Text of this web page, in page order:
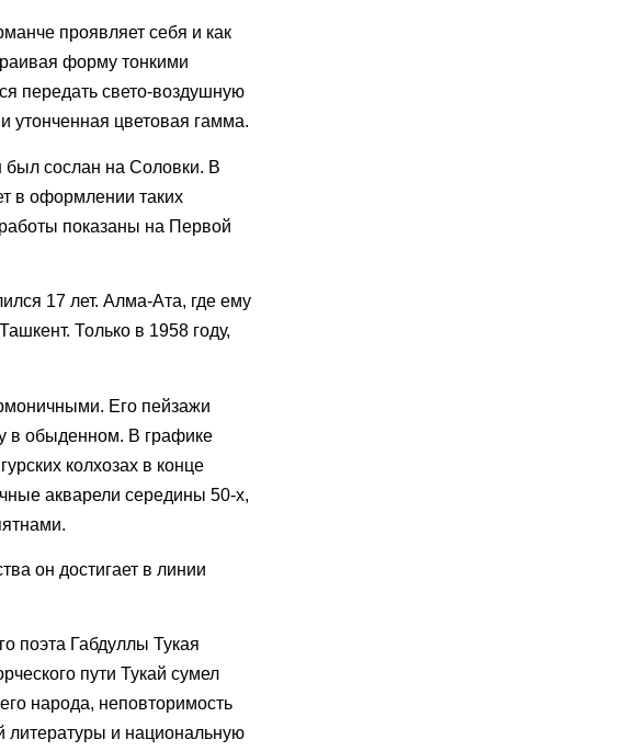
проявляет себя и как
форму тонкими
передать свето-воздушную
утонченная цветовая гамма.
был сослан на Соловки. В
в оформлении таких
показаны на Первой
17 лет. Алма-Ата, где ему
Только в 1958 году,
Его пейзажи
в обыденном. В графике
колхозах в конце
акварели середины 50-х,
он достигает в линии
поэта Габдуллы Тукая
пути Тукай сумел
народа, неповторимость
литературы и национальную